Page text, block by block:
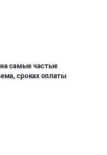
самые частые
сроках оплаты